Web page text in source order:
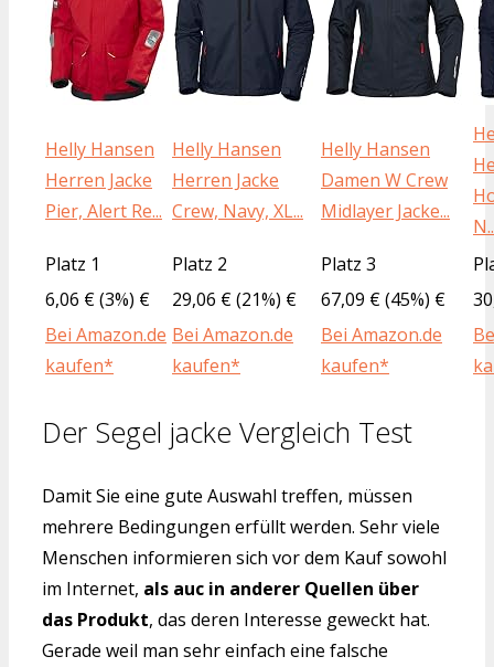
Helly Hansen
Herren Jacke
Pier, Alert Re...
Helly Hansen
Herren Jacke
Crew, Navy, XL...
Helly Hansen
Damen W Crew
Midlayer Jacke...
Platz 1
Platz 2 Platz 3
6,06 € (3%) €
29,06 € (21%) € 67,09 € (45%) €
Bei Amazon.de
kaufen*
Bei Amazon.de
kaufen*
Bei Amazon.de
kaufen*
Der Segel jacke Vergleich Test
Damit Sie eine gute Auswahl treffen, müssen
mehrere Bedingungen erfüllt werden. Sehr viele
Menschen informieren sich vor dem Kauf sowohl
im Internet, als auc in anderer Quellen über
das Produkt, das deren Interesse geweckt hat.
Gerade weil man sehr einfach eine falsche